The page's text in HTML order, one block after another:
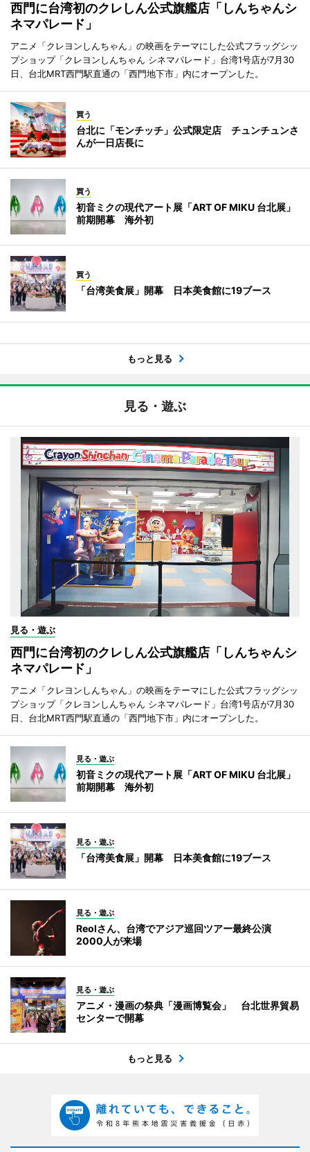
西門に台湾初のクレしん公式旗艦店「しんちゃんシ
ネマパレード」
アニメ「クレヨンしんちゃん」の映画をテーマにした公式フラッグシッ
プショップ「クレヨンしんちゃん シネマパレード」台湾1号店が7月30
日、台北MRT西門駅直通の「西門地下市」内にオープンした。
買う
台北に「モンチッチ」公式限定店 チュンチュンさ
んが一日店長に
買う
初音ミクの現代アート展「ART OF MIKU 台北展」
前期開幕 海外初
買う
「台湾美食展」開幕 日本美食館に19ブース
もっと見る
見る・遊ぶ
見る・遊ぶ
西門に台湾初のクレしん公式旗艦店「しんちゃんシ
ネマパレード」
アニメ「クレヨンしんちゃん」の映画をテーマにした公式フラッグシッ
プショップ「クレヨンしんちゃん シネマパレード」台湾1号店が7月30
日、台北MRT西門駅直通の「西門地下市」内にオープンした。
見る・遊ぶ
初音ミクの現代アート展「ART OF MIKU 台北展」
前期開幕 海外初
見る・遊ぶ
「台湾美食展」開幕 日本美食館に19ブース
見る・遊ぶ
Reolさん、台湾でアジア巡回ツアー最終公演
2000人が来場
見る・遊ぶ
アニメ・漫画の祭典「漫画博覧会」 台北世界貿易
センターで開幕
もっと見る